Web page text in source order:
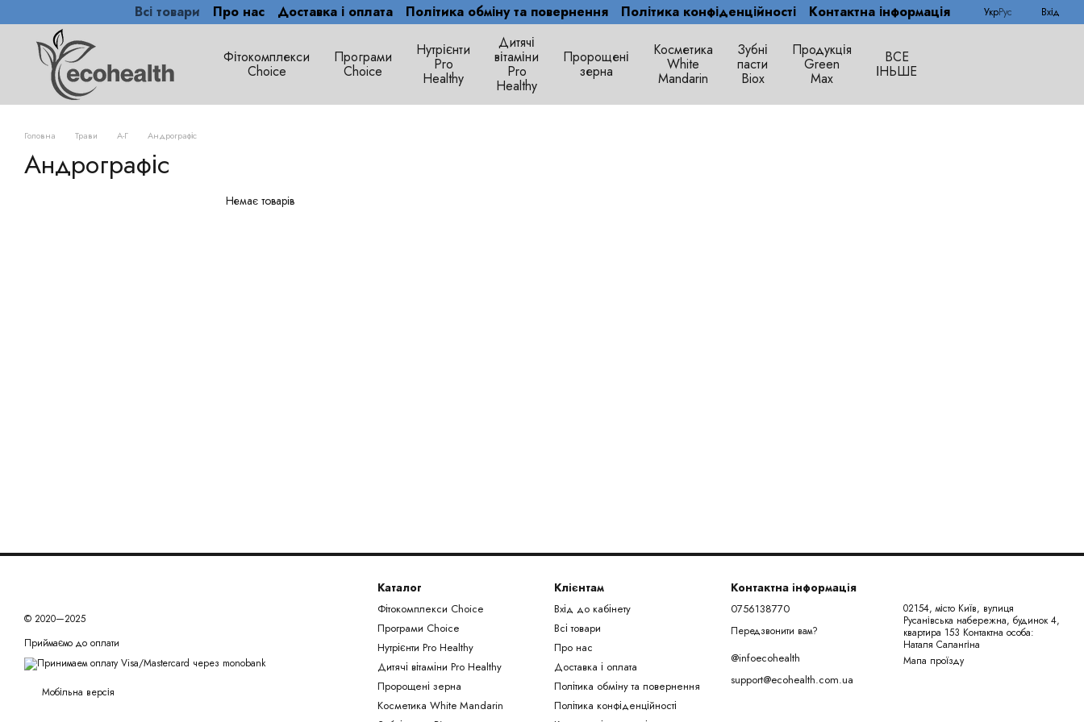
Перейти до основного контенту
Всі товари Про нас Доставка і оплата Політика обміну та повернення Політика конфіденційності Контактна інформація УкрРус Вхід
Фітокомплекси
Сhoice
Програми
Choice
Нутрієнти
Рro
Healthy
Дитячі
вітаміни
Pro
Healthy
Пророщені
зерна
Косметика
White
Mandarin
Зубні
пасти
Biox
Продукція
Green
Max
ВСЕ
ІНЬШЕ
Головна Трави А-Г Андрографіс
Андрографіс
Немає товарів
© 2020—2025
Приймаємо до оплати
Мобільна версія
Каталог
Фітокомплекси Сhoice
Програми Choice
Нутрієнти Рro Healthy
Дитячі вітаміни Pro Healthy
Пророщені зерна
Косметика White Mandarin
Клієнтам
Вхід до кабінету
Всі товари
Про нас
Доставка і оплата
Політика обміну та повернення
Політика конфіденційності
Контактна інформація
0756138770
Передзвонити вам?
@infoecohealth
support@ecohealth.com.ua
02154, місто Київ, вулиця
Русанівська набережна, будинок 4,
квартира 153 Контактна особа:
Наталя Салангіна
Мапа проїзду